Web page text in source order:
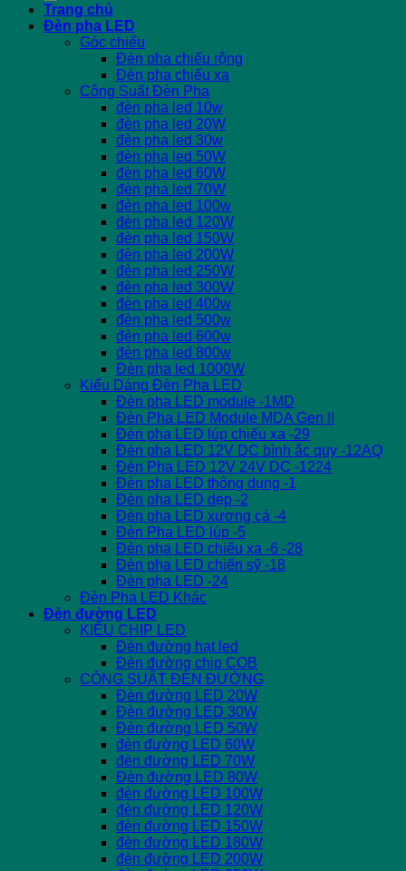
Trang chủ
Đèn pha LED
Góc chiếu
Đèn pha chiếu rộng
Đèn pha chiếu xa
Công Suất Đèn Pha
đèn pha led 10w
đèn pha led 20W
đèn pha led 30w
đèn pha led 50W
đèn pha led 60W
đèn pha led 70W
đèn pha led 100w
đèn pha led 120W
đèn pha led 150W
đèn pha led 200W
đèn pha led 250W
đèn pha led 300W
đèn pha led 400w
đèn pha led 500w
đèn pha led 600w
đèn pha led 800w
Đèn pha led 1000W
Kiểu Dáng Đèn Pha LED
Đèn pha LED module -1MD
Đèn Pha LED Module MDA Gen II
Đèn pha LED lúp chiếu xa -29
Đèn pha LED 12V DC bình ắc quy -12AQ
Đèn Pha LED 12V 24V DC -1224
Đèn pha LED thông dụng -1
Đèn pha LED dẹp -2
Đèn pha LED xương cá -4
Đèn Pha LED lúp -5
Đèn pha LED chiếu xa -6 -28
Đèn pha LED chiến sỹ -18
Đèn pha LED -24
Đèn Pha LED Khác
Đèn đường LED
KIỂU CHIP LED
Đèn đường hạt led
Đèn đường chip COB
CÔNG SUẤT ĐÈN ĐƯỜNG
Đèn đường LED 20W
Đèn đường LED 30W
Đèn đường LED 50W
đèn đường LED 60W
đèn đường LED 70W
Đèn đường LED 80W
đèn đường LED 100W
đèn đường LED 120W
đèn đường LED 150W
đèn đường LED 180W
đèn đường LED 200W